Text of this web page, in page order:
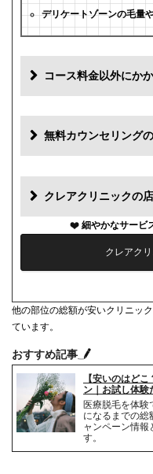
デリケートゾーンの毛量
コース料金以外にか
初診料
再診料
カウンセリング代
麻酔代
キャンセル料
解約事務手数料
無料カウンセリング
クレアクリニックの
細やかなサービ
クレアク
他の部位の総額が安いクリニッ
ています。
おすすめ記事
【安いのはど
ン｜お試し体験
医療脱毛を体
になるまでの総
ャンペーン情報
す。